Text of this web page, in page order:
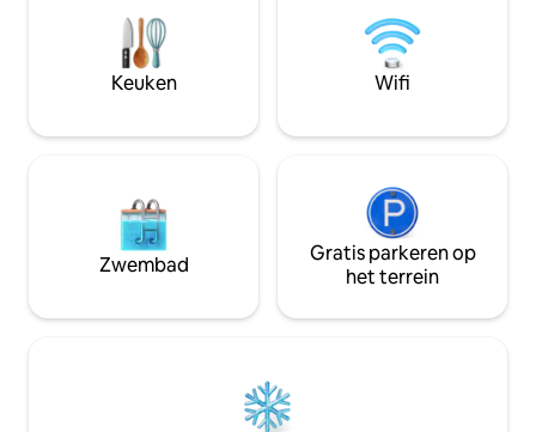
aanwezig zijn en beschikbaar zijn voor
onvoorziene situaties. Wandel naar het
water op slechts een paar stappen
afstand aan het einde van de weg. Trek
schilderachtige huizen, leuke
centrum van het dorp Alcochete. Roken
is niet toegestaan, noch huisdieren
meebrengen. Feestjes of evenementen
zijn niet toegestaan. Kinderen tot 1 jaar
geen poorten of deuren zijn op de trap
kleine gezinnen
comfort,
aan het strand in
Caparica in
Keuken Wifi
Zwembad
Gratis parkeren op
het terrein